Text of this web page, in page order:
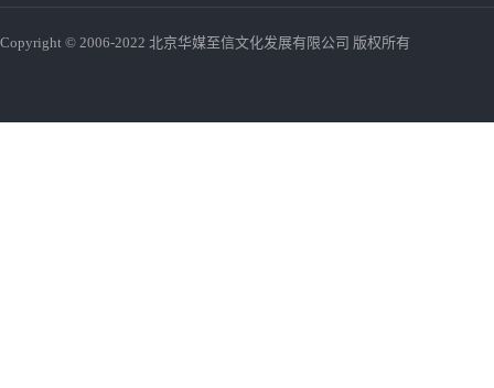
Copyright © 2006-2022 北京华媒至信文化发展有限公司 版权所有